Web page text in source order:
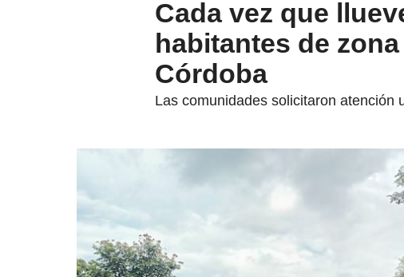
Cada vez que
habitantes de
Córdoba
Las comunidades solicitaron atención